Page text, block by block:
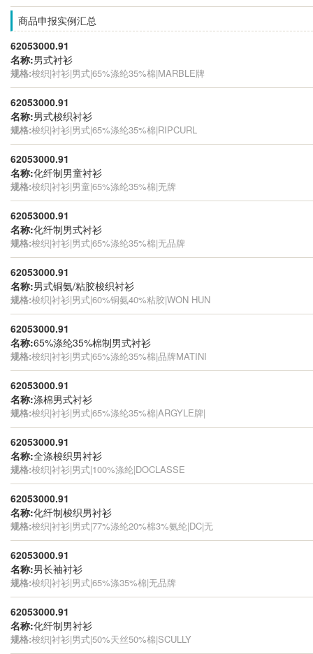
商品申报实例汇总
62053000.91
名称:男式衬衫
规格:梭织|衬衫|男式|65%涤纶35%棉|MARBLE牌
62053000.91
名称:男式梭织衬衫
规格:梭织|衬衫|男式|65%涤纶35%棉|RIPCURL
62053000.91
名称:化纤制男童衬衫
规格:梭织|衬衫|男童|65%涤纶35%棉|无牌
62053000.91
名称:化纤制男式衬衫
规格:梭织|衬衫|男式|65%涤纶35%棉|无品牌
62053000.91
名称:男式铜氨/粘胶梭织衬衫
规格:梭织|衬衫|男式|60%铜氨40%粘胶|WON HUN
62053000.91
名称:65%涤纶35%棉制男式衬衫
规格:梭织|衬衫|男式|65%涤纶35%棉|品牌MATINI
62053000.91
名称:涤棉男式衬衫
规格:梭织|衬衫|男式|65%涤纶35%棉|ARGYLE牌|
62053000.91
名称:全涤梭织男衬衫
规格:梭织|衬衫|男式|100%涤纶|DOCLASSE
62053000.91
名称:化纤制梭织男衬衫
规格:梭织|衬衫|男式|77%涤纶20%棉3%氨纶|DC|无
62053000.91
名称:男长袖衬衫
规格:梭织|衬衫|男式|65%涤35%棉|无品牌
62053000.91
名称:化纤制男衬衫
规格:梭织|衬衫|男式|50%天丝50%棉|SCULLY